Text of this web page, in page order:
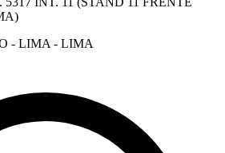
- LIMA - LIMA